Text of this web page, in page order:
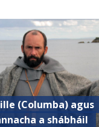
(Columba) agus
a shábháil